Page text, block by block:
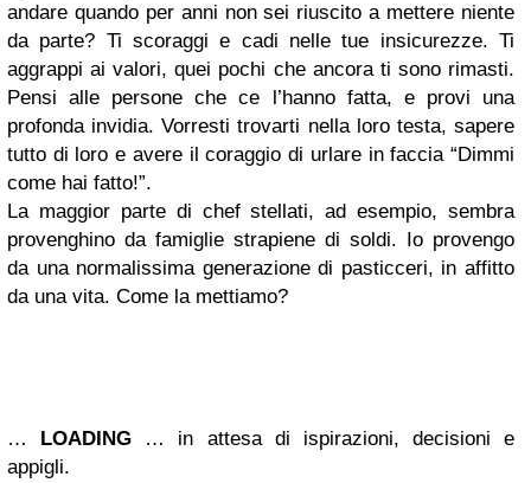
andare quando per anni non sei riuscito a mettere niente
da parte? Ti scoraggi e cadi nelle tue insicurezze. Ti
aggrappi ai valori, quei pochi che ancora ti sono rimasti.
Pensi alle persone che ce l’hanno fatta, e provi una
profonda invidia. Vorresti trovarti nella loro testa, sapere
tutto di loro e avere il coraggio di urlare in faccia “Dimmi
come hai fatto!”.
La maggior parte di chef stellati, ad esempio, sembra
provenghino da famiglie strapiene di soldi. Io provengo
da una normalissima generazione di pasticceri, in affitto
da una vita. Come la mettiamo?
… LOADING … in attesa di ispirazioni, decisioni e
appigli.